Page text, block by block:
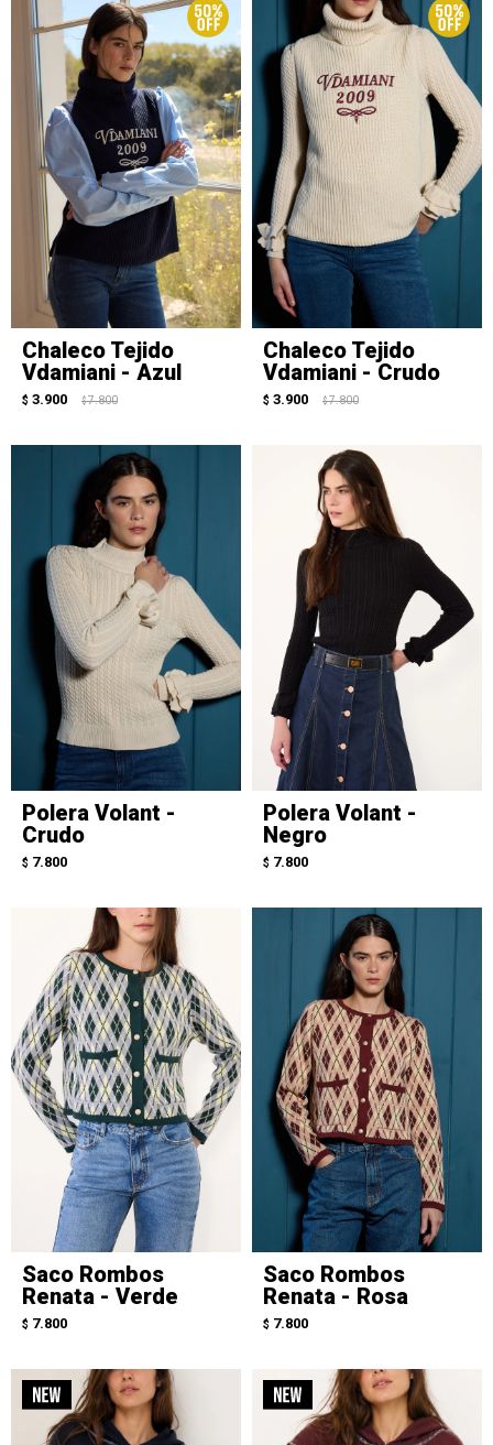
Chaleco Tejido
Vdamiani - Azul
$ 3.900 $ 7.800
Chaleco Tejido
Vdamiani - Crudo
$ 3.900 $ 7.800
Polera Volant -
Crudo
$ 7.800
Polera Volant -
Negro
$ 7.800
Saco Rombos
Renata - Verde
$ 7.800
Saco Rombos
Renata - Rosa
$ 7.800